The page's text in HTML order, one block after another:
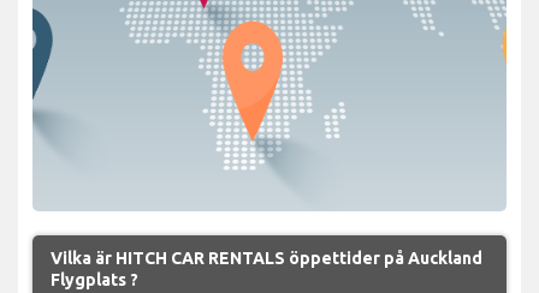
Vilka är HITCH CAR RENTALS öppettider på Auckland
Flygplats ?